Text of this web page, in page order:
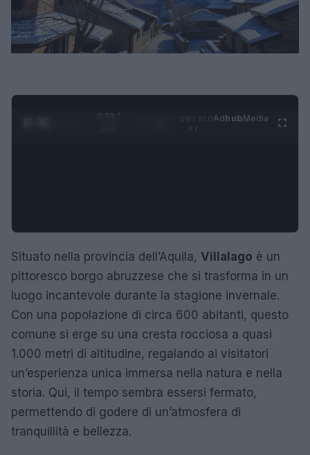
0:29 /
AdhubMedia
Situato nella provincia dell’Aquila, Villalago è un
pittoresco borgo abruzzese che si trasforma in un
luogo incantevole durante la stagione invernale.
Con una popolazione di circa 600 abitanti, questo
comune si erge su una cresta rocciosa a quasi
1.000 metri di altitudine, regalando ai visitatori
un’esperienza unica immersa nella natura e nella
storia. Qui, il tempo sembra essersi fermato,
permettendo di godere di un’atmosfera di
tranquillità e bellezza.